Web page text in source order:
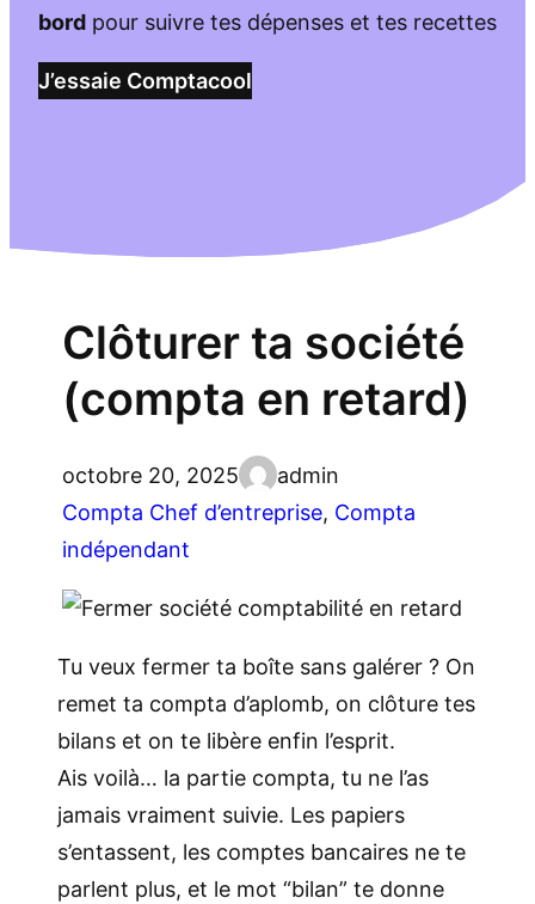
bord pour suivre tes dépenses et tes recettes
J’essaie Comptacool
Clôturer ta société
(compta en retard)
octobre 20, 2025
admin
Compta Chef d’entreprise, Compta
indépendant
Tu veux fermer ta boîte sans galérer ? On
remet ta compta d’aplomb, on clôture tes
bilans et on te libère enfin l’esprit.
Ais voilà… la partie compta, tu ne l’as
jamais vraiment suivie. Les papiers
s’entassent, les comptes bancaires ne te
parlent plus, et le mot “bilan” te donne